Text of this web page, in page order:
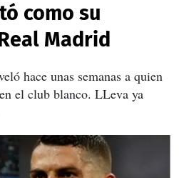
como su
Madrid
hace unas semanas a quien
el club blanco. LLeva ya